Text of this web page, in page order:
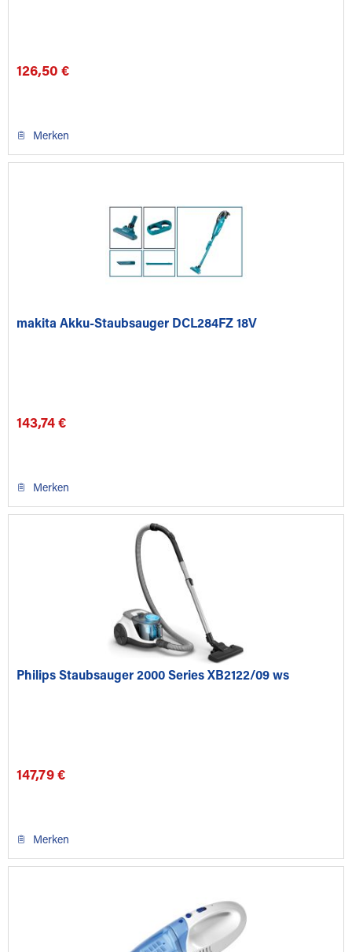
126,50 €
Merken
makita Akku-Staubsauger DCL284FZ 18V
143,74 €
Merken
Philips Staubsauger 2000 Series XB2122/09 ws
147,79 €
Merken